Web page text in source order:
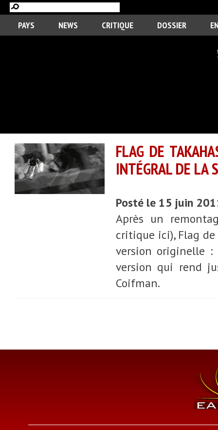
PAYS NEWS CRITIQUE DOSSIER
FLAG DE
INTÉGRAL DE LA
Posté le 15 juin
Après un
critique ici), Flag de
version originelle :
version qui rend
Coifman.